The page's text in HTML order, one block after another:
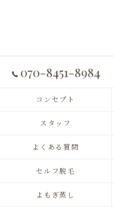
070-8451-8984
コンセプト
スタッフ
よくある質問
セルフ脱毛
よもぎ蒸し